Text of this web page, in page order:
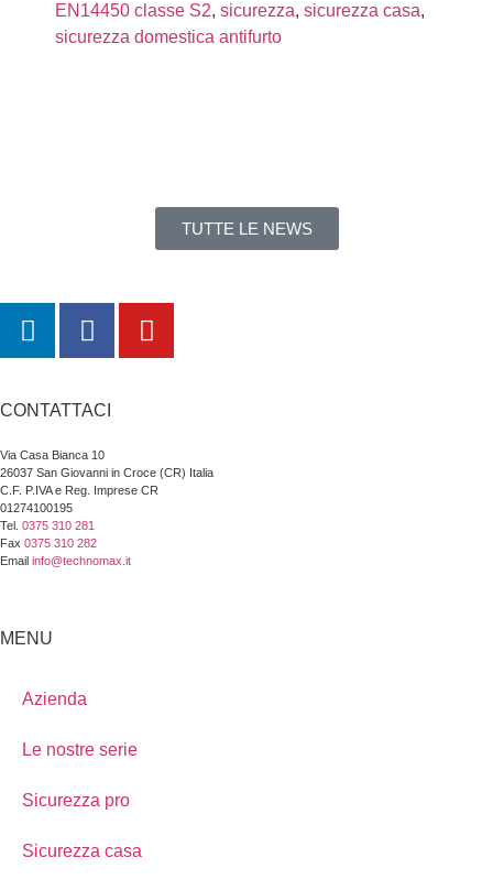
EN14450 classe S2, sicurezza, sicurezza casa,
sicurezza domestica antifurto
TUTTE LE NEWS
CONTATTACI
Via Casa Bianca 10
26037 San Giovanni in Croce (CR) Italia
C.F. P.IVA e Reg. Imprese CR
01274100195
Tel. 0375 310 281
Fax 0375 310 282
Email info@technomax.it
MENU
Azienda
Le nostre serie
Sicurezza pro
Sicurezza casa